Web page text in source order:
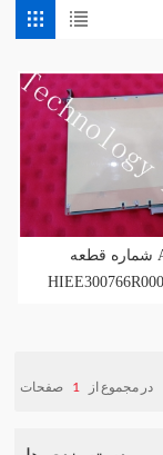
شماره قطعه ABB
در مجموع از 1 صفحات